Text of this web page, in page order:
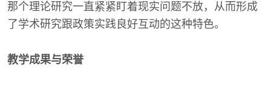
那个理论研究一直紧紧盯着现实问题不放，从而形成
了学术研究跟政策实践良好互动的这种特色。
教学成果与荣誉